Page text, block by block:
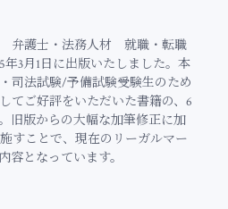
弁護士・法務人材 就職・転職
3月1日に出版いたしました。本
司法試験/予備試験受験生のため
てご好評をいただいた書籍の、6
旧版からの大幅な加筆修正に加
すことで、現在のリーガルマー
容となっています。